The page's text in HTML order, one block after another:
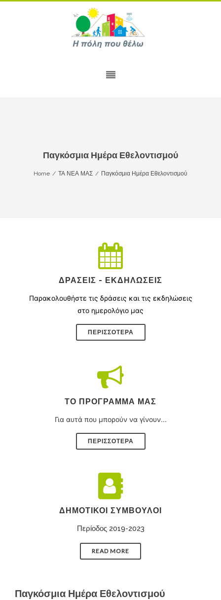
Παγκόσμια Ημέρα Εθελοντισμού
Home / ΤΑ ΝΕΑ ΜΑΣ / Παγκόσμια Ημέρα Εθελοντισμού
ΔΡΆΣΕΙΣ - ΕΚΔΗΛΏΣΕΙΣ
Παρακολουθήστε τις δράσεις και τις εκδηλώσεις
στο ημερολόγιο μας
ΠΕΡΙΣΣΌΤΕΡΑ
ΤΟ ΠΡΌΓΡΑΜΜΑ ΜΑΣ
Για αυτά που μπορούν να γίνουν...
ΠΕΡΙΣΣΟΤΕΡΑ
ΔΗΜΟΤΙΚΟΊ ΣΎΜΒΟΥΛΟΙ
Περίοδος 2019-2023
READ MORE
Παγκόσμια Ημέρα Εθελοντισμού